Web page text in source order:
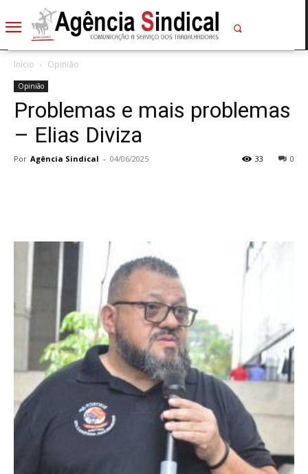
Início Opinião
Opinião
Problemas e mais problemas
– Elias Diviza
Por Agência Sindical - 04/06/2025 0
33